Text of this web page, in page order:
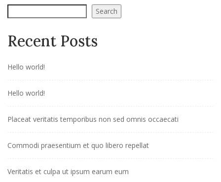
Search
Recent Posts
Hello world!
Hello world!
Placeat veritatis temporibus non sed omnis occaecati
Commodi praesentium et quo libero repellat
Veritatis et culpa ut ipsum earum eum